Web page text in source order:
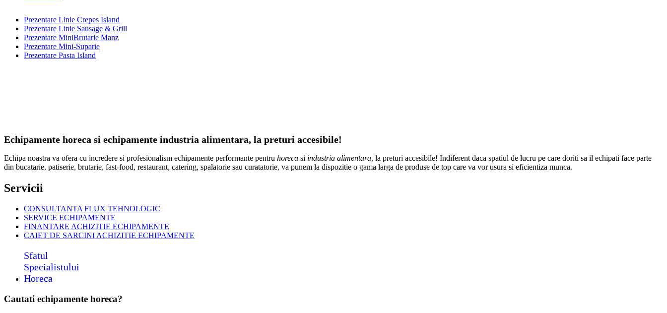
Prezentare Linie Crepes Island
Prezentare Linie Sausage & Grill
Prezentare MiniBrutarie Manz
Prezentare Mini-Suparie
Prezentare Pasta Island
Echipamente horeca si echipamente industria alimentara, la preturi accesibile!
Echipa noastra va ofera cu incredere si profesionalism echipamente performante pentru horeca si industria alimentara, la preturi accesibile! Indiferent daca spatiul de lucru pe care doriti sa il echipati face parte
din bucatarie, patiserie, brutarie, fast-food, restaurant, catering, spalatorie sau curatatorie, va punem la dispozitie o gama larga de produse de top care va vor usura si eficientiza munca.
Servicii
CONSULTANTA FLUX TEHNOLOGIC
SERVICE ECHIPAMENTE
FINANTARE ACHIZITIE ECHIPAMENTE
CAIET DE SARCINI ACHIZITIE ECHIPAMENTE
Sfatul
Specialistului
Horeca
Cautati echipamente horeca?